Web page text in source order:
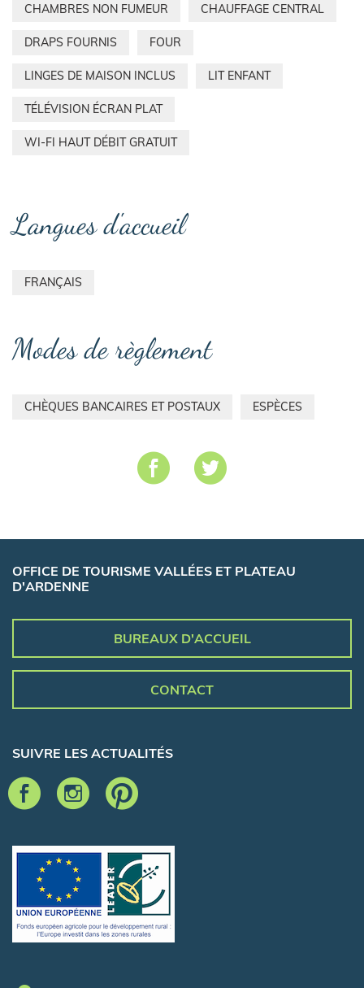
CHAMBRES NON FUMEUR CHAUFFAGE CENTRAL
DRAPS FOURNIS FOUR
LINGES DE MAISON INCLUS LIT ENFANT
TÉLÉVISION ÉCRAN PLAT
WI-FI HAUT DÉBIT GRATUIT
Langues d'accueil
FRANÇAIS
Modes de règlement
CHÈQUES BANCAIRES ET POSTAUX ESPÈCES
OFFICE DE TOURISME VALLÉES ET PLATEAU
D'ARDENNE
BUREAUX D'ACCUEIL
CONTACT
SUIVRE LES ACTUALITÉS